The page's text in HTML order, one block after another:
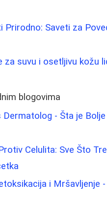
Prirodno: Saveti za
za suvu i osetljivu kožu
blogovima
- Šta je
Celulita: Sve Što
i Mršavljenje